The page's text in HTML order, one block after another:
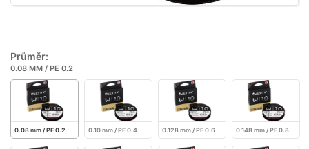
Průměr:
0.08 MM / PE 0.2
0.08 mm / PE 0.2 0.10 mm / PE 0.4 0.128 mm / PE 0.6 0.148 mm / PE 0.8